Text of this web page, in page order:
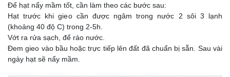
Để hạt nẩy mầm tốt, cần làm theo các bước sau:
Hạt trước khi gieo cần được ngâm trong nước 2 sôi 3 lạnh
(khoảng 40 độ C) trong 2-5h.
Vớt ra rửa sạch, để ráo nước.
Đem gieo vào bầu hoặc trực tiếp lên đất đã chuẩn bị sẵn. Sau vài
ngày hạt sẽ nẩy mầm.